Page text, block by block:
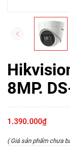
8MP.
1.390.000₫
( Giá sản phẩm chưa